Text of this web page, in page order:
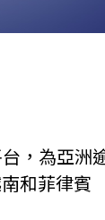
，為亞洲
和菲律賓